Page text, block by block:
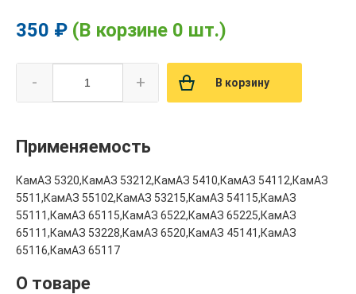
350 ₽ (В корзине 0 шт.)
- + В корзину
Применяемость
КамАЗ 5320,КамАЗ 53212,КамАЗ 5410,КамАЗ 54112,КамАЗ
5511,КамАЗ 55102,КамАЗ 53215,КамАЗ 54115,КамАЗ
55111,КамАЗ 65115,КамАЗ 6522,КамАЗ 65225,КамАЗ
65111,КамАЗ 53228,КамАЗ 6520,КамАЗ 45141,КамАЗ
65116,КамАЗ 65117
О товаре